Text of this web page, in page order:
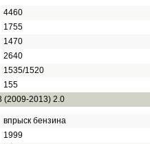
4460
1755
1470
2640
1535/1520
155
(2009-2013) 2.0
впрыск бензина
1999